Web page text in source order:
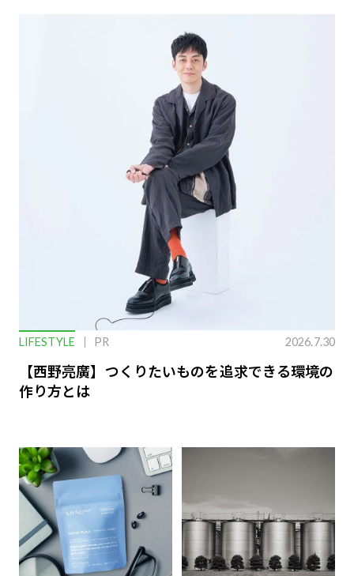
LIFESTYLE PR 2026.7.30
【西野亮廣】つくりたいものを追求できる環境の
作り方とは